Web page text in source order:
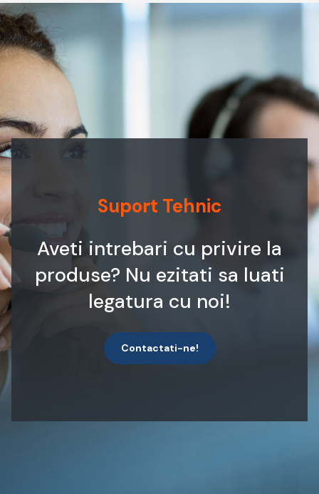
Suport Tehnic
Aveti intrebari cu privire la
produse? Nu ezitati sa luati
legatura cu noi!
Contactati-ne!